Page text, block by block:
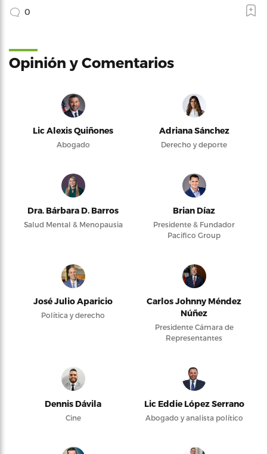
0
Opinión y Comentarios
Lic Alexis Quiñones
Abogado
Adriana Sánchez
Derecho y deporte
Dra. Bárbara D. Barros
Salud Mental & Menopausia
Brian Díaz
Presidente & Fundador
Pacifico Group
José Julio Aparicio
Política y derecho
Carlos Johnny Méndez
Núñez
Presidente Cámara de
Representantes
Dennis Dávila
Cine
Lic Eddie López Serrano
Abogado y analista político